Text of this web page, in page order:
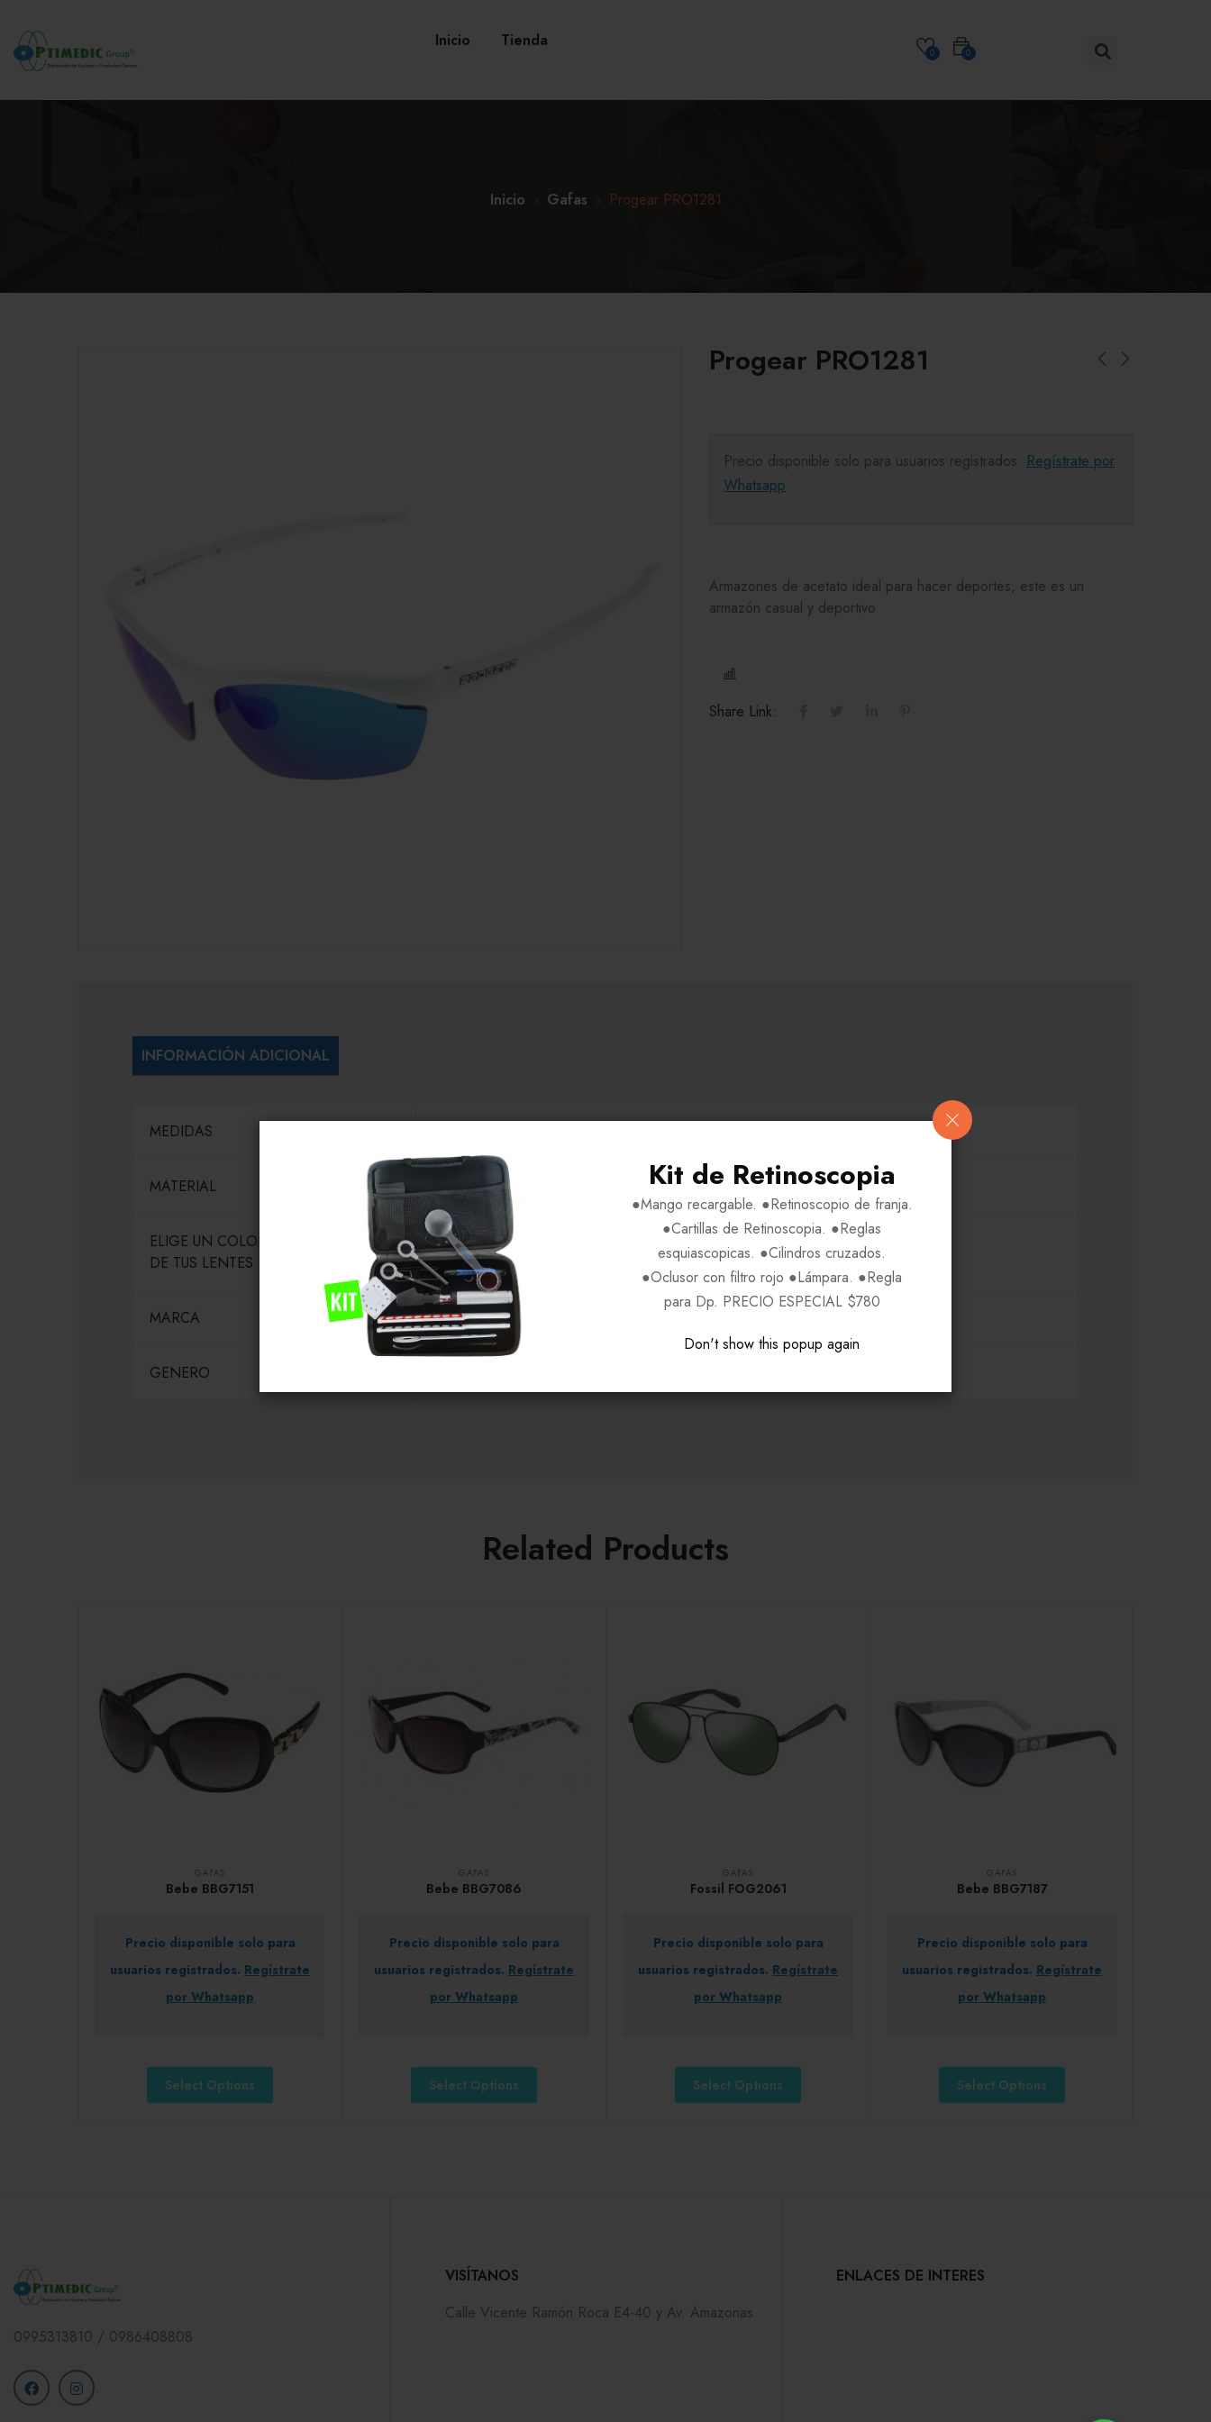
Kit de Retinoscopia
●Mango recargable. ●Retinoscopio de franja.
●Cartillas de Retinoscopia. ●Reglas
esquiascopicas. ●Cilindros cruzados.
●Oclusor con filtro rojo ●Lámpara. ●Regla
para Dp. PRECIO ESPECIAL $780
Don't show this popup again
Inicio Tienda
0
0
Inicio Gafas Progear PRO1281
Progear PRO1281
Precio disponible solo para usuarios registrados. Regístrate por
Whatsapp
Armazones de acetato ideal para hacer deportes, este es un
armazón casual y deportivo.
Share Link:
INFORMACIÓN ADICIONAL
MEDIDAS
MATERIAL Acetato
ELIGE UN COLOR PARA EL MARCO
DE TUS LENTES
Blanco C3
MARCA PROGEAR
GENERO
Related Products
GAFAS
Bebe BBG7151
Precio disponible solo para
usuarios registrados. Regístrate
por Whatsapp
Select Options
GAFAS
Bebe BBG7086
Precio disponible solo para
usuarios registrados. Regístrate
por Whatsapp
Select Options
GAFAS
Fossil FOG2061
Precio disponible solo para
usuarios registrados. Regístrate
por Whatsapp
Select Options
GAFAS
Bebe BBG7187
Precio disponible solo para
usuarios registrados. Regístrate
por Whatsapp
Select Options
0995313810 / 0986408808
VISÍTANOS
Calle Vicente Ramón Roca E4-40 y Av. Amazonas
ENLACES DE INTERES